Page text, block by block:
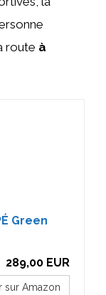
route à
Green
289,00 EUR
sur Amazon